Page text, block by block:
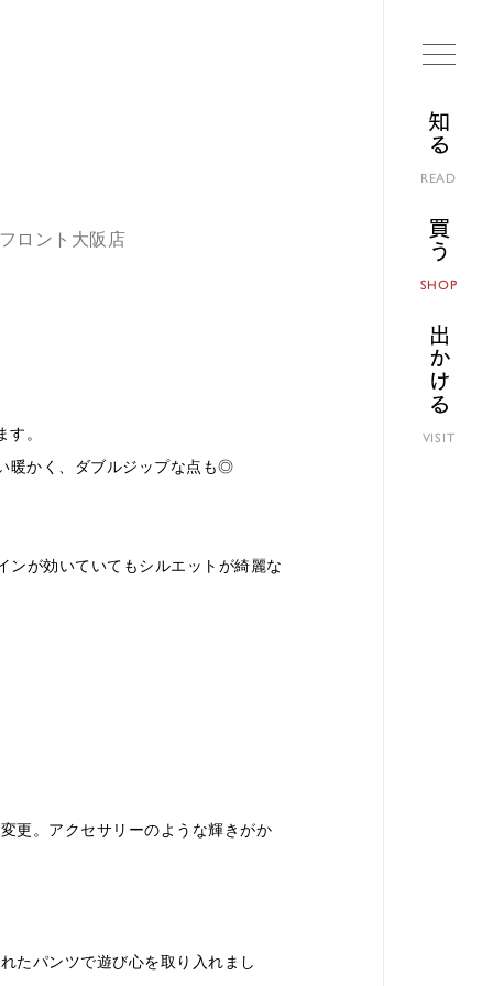
知る
READ
買う
SHOP
出かける
VISIT
ロント大阪店
。
暖かく、ダブルジップな点も◎
ンが効いていてもシルエットが綺麗な
更。アクセサリーのような輝きがか
たパンツで遊び心を取り入れまし